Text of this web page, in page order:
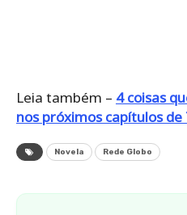
Leia também – 4 coisas
nos próximos capítulos de
Novela Rede Globo